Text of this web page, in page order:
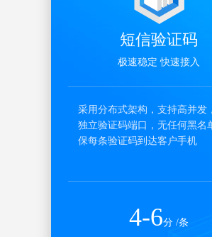
短信验证码
极速稳定 快速接入
采用分布式架构，支持高并发
独立验证码端口，无任何黑名
保每条验证码到达客户手机
4-6分 /条